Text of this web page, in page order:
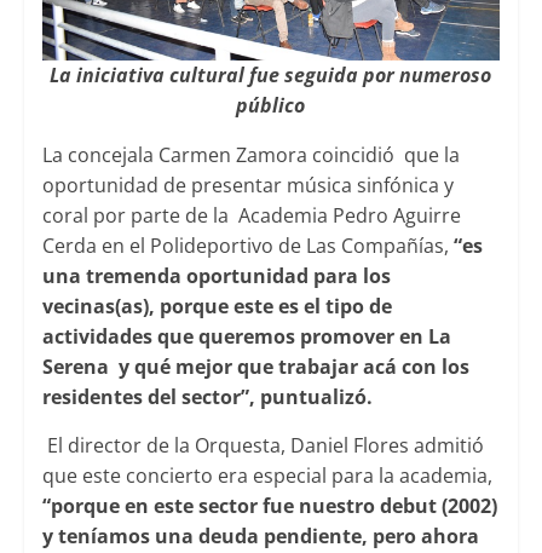
La iniciativa cultural fue seguida por numeroso
público
La concejala Carmen Zamora coincidió que la
oportunidad de presentar música sinfónica y
coral por parte de la Academia Pedro Aguirre
Cerda en el Polideportivo de Las Compañías, “es
una tremenda oportunidad para los
vecinas(as), porque este es el tipo de
actividades que queremos promover en La
Serena y qué mejor que trabajar acá con los
residentes del sector”, puntualizó.
El director de la Orquesta, Daniel Flores admitió
que este concierto era especial para la academia,
“porque en este sector fue nuestro debut (2002)
y teníamos una deuda pendiente, pero ahora